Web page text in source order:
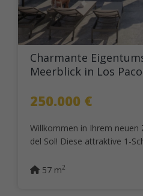
Charmante
Meerblick in Los
250.000 €
Willkommen in Ihrem neuen
del Sol! Diese attraktive 1-
57 m2